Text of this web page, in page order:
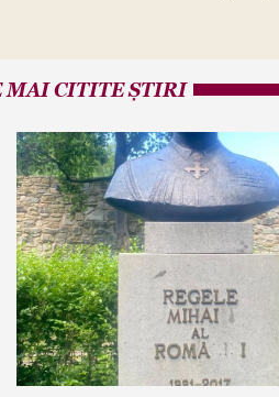
MAI CITITE ȘTIRI